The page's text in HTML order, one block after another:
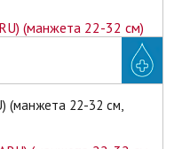
(манжета 22-32 см,